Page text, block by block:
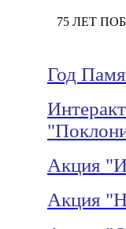
75 ЛЕТ
Год
Акция
Акция